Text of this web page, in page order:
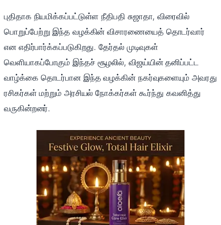
புதிதாக நியமிக்கப்பட்டுள்ள நீதிபதி சுஜாதா, விரைவில்
பொறுப்பேற்று இந்த வழக்கின் விசாரணையைத் தொடர்வார்
என எதிர்பார்க்கப்படுகிறது. தேர்தல் முடிவுகள்
வெளியாகப்போகும் இந்தச் சூழலில், விஜய்யின் தனிப்பட்ட
வாழ்க்கை தொடர்பான இந்த வழக்கின் நகர்வுகளையும் அவரது
ரசிகர்கள் மற்றும் அரசியல் நோக்கர்கள் கூர்ந்து கவனித்து
வருகின்றனர்.